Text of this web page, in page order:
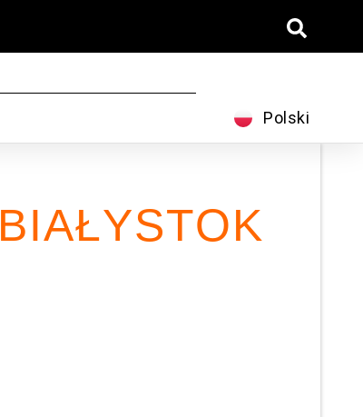
Polski
Español
Dansk
BIAŁYSTOK